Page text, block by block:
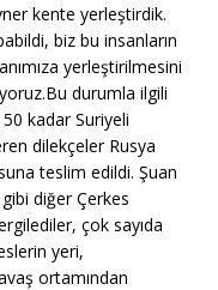
kente yerleştirdik.
biz bu insanların
yerleştirilmesini
durumla ilgili
kadar Suriyeli
dilekçeler Rusya
teslim edildi. Şuan
diğer Çerkes
çok sayıda
yeri,
ortamından